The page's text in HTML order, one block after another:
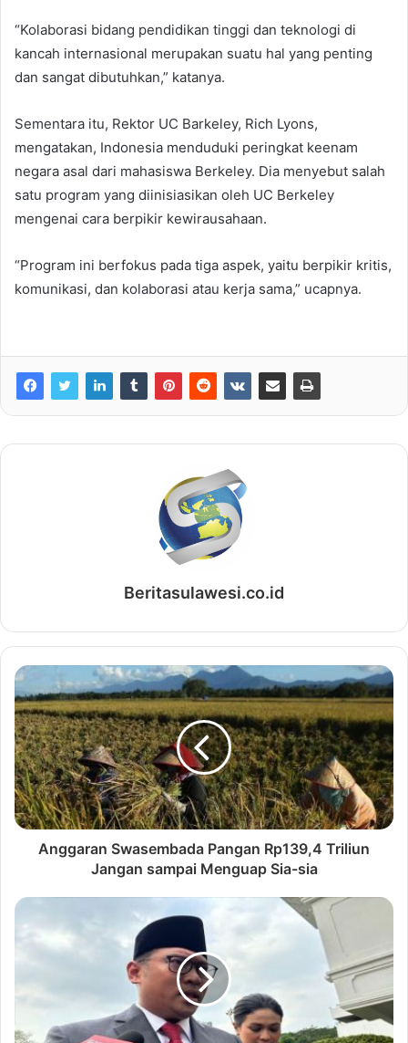
“Kolaborasi bidang pendidikan tinggi dan teknologi di
kancah internasional merupakan suatu hal yang penting
dan sangat dibutuhkan,” katanya.
Sementara itu, Rektor UC Barkeley, Rich Lyons,
mengatakan, Indonesia menduduki peringkat keenam
negara asal dari mahasiswa Berkeley. Dia menyebut salah
satu program yang diinisiasikan oleh UC Berkeley
mengenai cara berpikir kewirausahaan.
“Program ini berfokus pada tiga aspek, yaitu berpikir kritis,
komunikasi, dan kolaborasi atau kerja sama,” ucapnya.
Beritasulawesi.co.id
Anggaran Swasembada Pangan Rp139,4 Triliun
Jangan sampai Menguap Sia-sia